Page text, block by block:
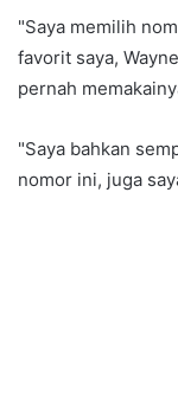
"Saya memilih
favorit saya,
pernah
"Saya bahkan
nomor ini, juga